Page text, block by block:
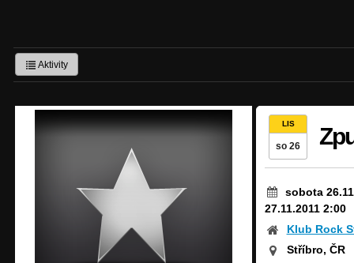
Aktivity
LIS
so 26
sobota
27.11.2011 2:00
Klub Rock
Stříbro, ČR